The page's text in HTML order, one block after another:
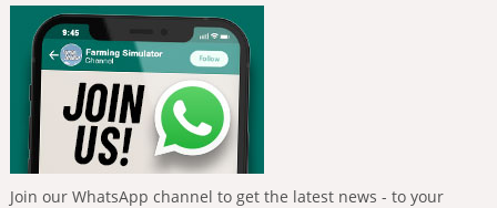
Join our WhatsApp channel to get the latest news - to your